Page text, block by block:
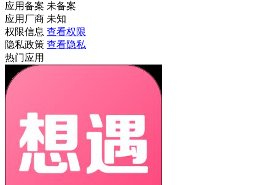
应用备案 未备案
应用厂商 未知
权限信息 查看权限
隐私政策 查看隐私
热门应用